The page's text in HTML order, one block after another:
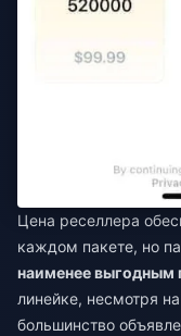
Цена реселлера
каждом пакете, но
наименее выгодным
линейке, несмотря
большинство